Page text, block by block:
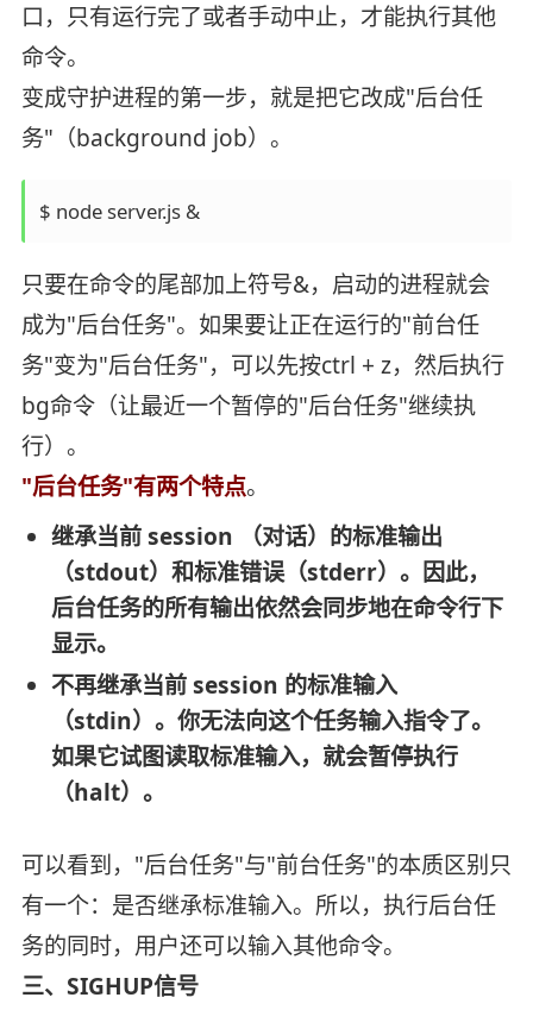
口，只有运行完了或者手动中止，才能执行其他
命令。
变成守护进程的第一步，就是把它改成"后台任
务"（background job）。
$ node server.js &
只要在命令的尾部加上符号&，启动的进程就会
成为"后台任务"。如果要让正在运行的"前台任
务"变为"后台任务"，可以先按ctrl + z，然后执行
bg命令（让最近一个暂停的"后台任务"继续执
行）。
"后台任务"有两个特点。
继承当前 session （对话）的标准输出
（stdout）和标准错误（stderr）。因此，
后台任务的所有输出依然会同步地在命令行下
显示。
不再继承当前 session 的标准输入
（stdin）。你无法向这个任务输入指令了。
如果它试图读取标准输入，就会暂停执行
（halt）。
可以看到，"后台任务"与"前台任务"的本质区别只
有一个：是否继承标准输入。所以，执行后台任
务的同时，用户还可以输入其他命令。
三、SIGHUP信号